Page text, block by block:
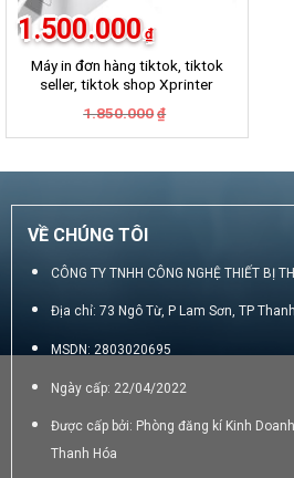
Máy in đơn hàng tiktok, tiktok
seller, tiktok shop Xprinter
1.850.000 ₫
là:
1.500.000 ₫
tại
1.500.000₫.
VỀ CHÚNG TÔI
CÔNG TY TNHH CÔNG NGHỆ THIẾT BỊ
Địa chỉ: 73 Ngô Từ, P Lam Sơn, TP
MSDN: 2803020695
Ngày cấp: 22/04/2022
Được cấp bởi: Phòng đăng kí Kinh
Thanh Hóa